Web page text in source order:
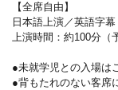
【全席自由】
日本語上演／英語字幕
上演時間：約100分（
●未就学児との入場は
●背もたれのない客席